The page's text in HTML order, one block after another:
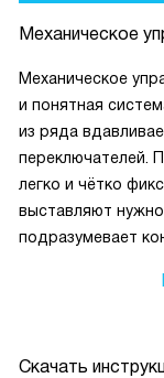
Скачать
Механическое
Механическое
и понятная
из ряда
переключателей.
легко и чётко
выставляют
подразумевает